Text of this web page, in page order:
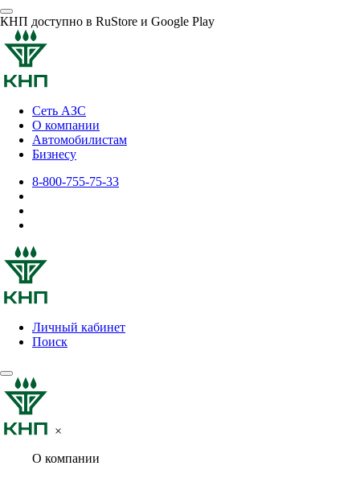
КНП доступно в RuStore и Google Play
Сеть АЗС
О компании
Автомобилистам
Бизнесу
8-800-755-75-33
Личный кабинет
Поиск
×
О компании